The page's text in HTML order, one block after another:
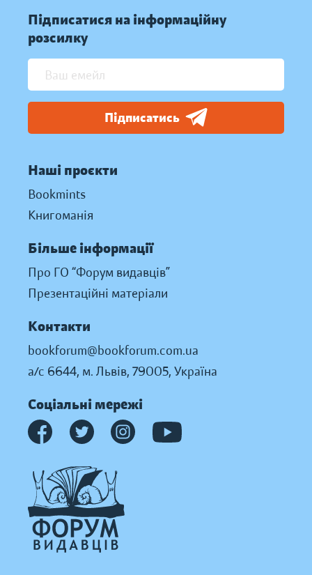
Підписатися на інформаційну
розсилку
Підписатись
Наші проєкти
Bookmints
Книгоманія
Більше інформації
Про ГО “Форум видавців”
Презентаційні матеріали
Контакти
bookforum@bookforum.com.ua
а/с 6644, м. Львів, 79005, Україна
Соціальні мережі